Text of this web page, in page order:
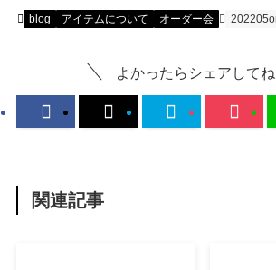
blog アイテムについて オーダー会
よかったらシェアしてね
関連記事